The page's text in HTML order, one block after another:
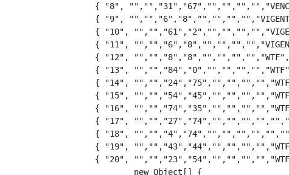
{ "8",
{ "9",
{ "10",
{ "11",
{ "12",
{ "13",
{ "14",
{ "15",
{ "16",
{ "17",
{ "18",
{ "19",
{ "20",
                new Object[] {